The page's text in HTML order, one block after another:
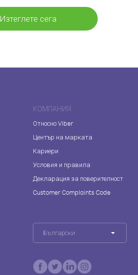
Изтеглете сега
КОМПАНИЯ
Относно Viber
Център на марката
Кариери
Условия и правила
Декларация за поверителност
Customer Complaints Code
Български